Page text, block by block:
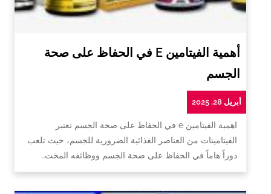
أهمية الفيتامين E في الحفاظ على صحة
الجسم
أبريل 28, 2025
اهمية الفيتامين e في الحفاظ على صحة الجسم تعتبر
الفيتامينات من العناصر الغذائية الضرورية للجسم، حيث تلعب
دوراً هاماً في الحفاظ على صحة الجسم ووظائفه المخت…